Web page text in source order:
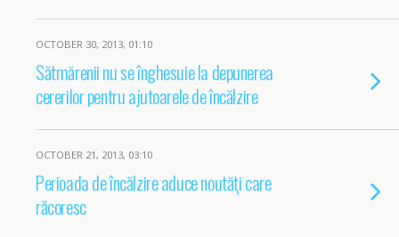
OCTOBER 30, 2013, 01:10
Sătmărenii nu se înghesuie la depunerea
cererilor pentru ajutoarele de încălzire
OCTOBER 21, 2013, 03:10
Perioada de încălzire aduce noutăţi care
răcoresc